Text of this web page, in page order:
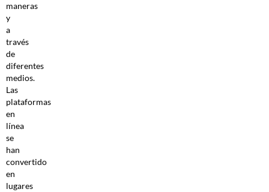
maneras
y
a
través
de
diferentes
medios.
Las
plataformas
en
línea
se
han
convertido
en
lugares